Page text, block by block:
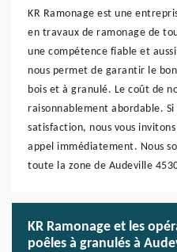
KR Ramonage est une
en travaux de ramonage de
une compétence fiable et
nous permet de garantir le
bois et à granulé. Le coût de
raisonnablement abordable.
satisfaction, nous vous
appel immédiatement. Nous
toute la zone de Audeville
KR Ramonage et les
poêles à granulés à